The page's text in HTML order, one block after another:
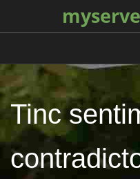
Tinc